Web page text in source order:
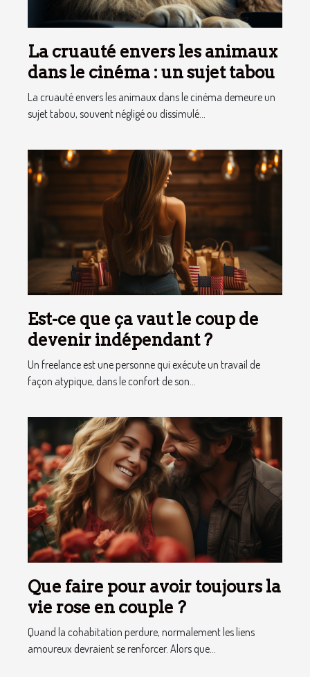
La cruauté envers les animaux
dans le cinéma : un sujet tabou
La cruauté envers les animaux dans le cinéma demeure un
sujet tabou, souvent négligé ou dissimulé...
Est-ce que ça vaut le coup de
devenir indépendant ?
Un freelance est une personne qui exécute un travail de
façon atypique, dans le confort de son...
Que faire pour avoir toujours la
vie rose en couple ?
Quand la cohabitation perdure, normalement les liens
amoureux devraient se renforcer. Alors que...